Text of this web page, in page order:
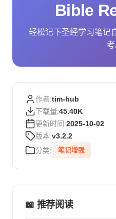
Bible
轻松记下圣经学习笔记
考
作者:tim-hub
下载量:45.40K
更新时间:2025-10-02
版本:v3.2.2
分类:
笔记增强
📖 推荐阅读